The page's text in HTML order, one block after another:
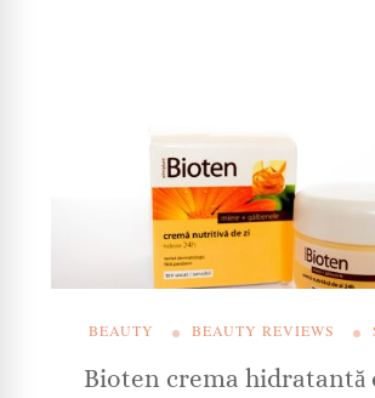
BEAUTY BEAUTY REVIEWS
Bioten crema hidratantă